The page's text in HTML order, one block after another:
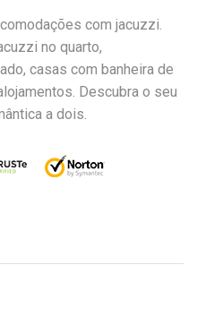
com jacuzzi.
no quarto,
casas com banheira de
Descubra o seu
a dois.